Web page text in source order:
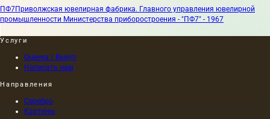
ПФ7Приволжская ювелирная фабрика. Главного управления ювелирной
промышленности Министерства приборостроения - "ПФ7" - 1967
Услуги
Оценка / Выкуп
Написать нам
Направления
Серебро
Картины